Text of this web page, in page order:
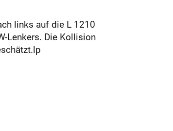
links auf die L 1210
Lenkers. Die Kollision